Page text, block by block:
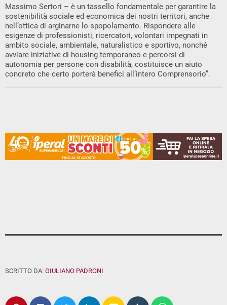
Massimo Sertori – è un tassello fondamentale per garantire la
sostenibilità sociale ed economica dei nostri territori, anche
nell’ottica di arginarne lo spopolamento. Rispondere alle
esigenze di professionisti, ricercatori, volontari impegnati in
ambito sociale, ambientale, naturalistico e sportivo, nonché
avviare iniziative di housing temporaneo e percorsi di
autonomia per persone con disabilità, costituisce un aiuto
concreto che certo porterà benefici all’intero Comprensorio”.
SCRITTO DA: GIULIANO PADRONI